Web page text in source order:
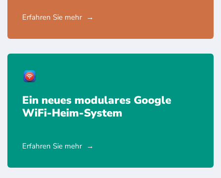
Erfahren Sie mehr
Ein neues modulares Google
WiFi-Heim-System
Erfahren Sie mehr